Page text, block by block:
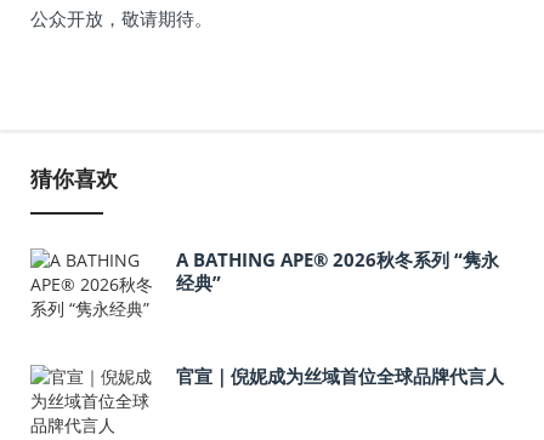
公众开放，敬请期待。
猜你喜欢
A BATHING APE® 2026秋冬系列 “隽永
经典”
官宣｜倪妮成为丝域首位全球品牌代言人